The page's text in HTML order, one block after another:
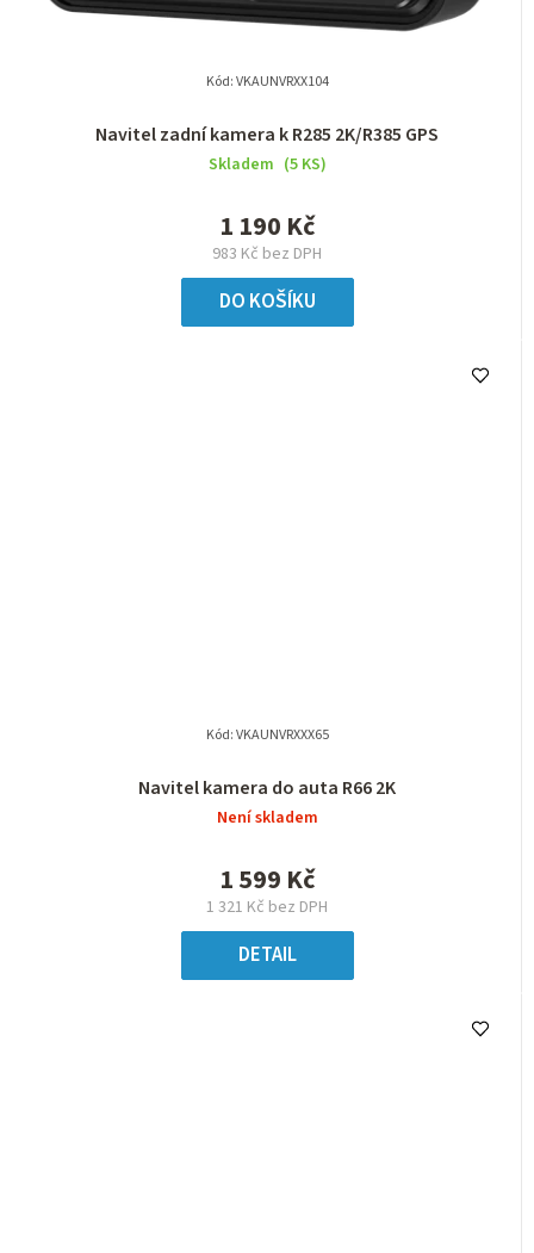
Navitel zadní kamera k R285 2K/R385 GPS
Skladem (5 KS)
983 Kč bez DPH
1 190 Kč
DO KOŠÍKU
Kód:VKAUNVRXX104
Navitel kamera do auta R66 2K
Není skladem
1 321 Kč bez DPH
1 599 Kč
DETAIL
Kód:VKAUNVRXXX65